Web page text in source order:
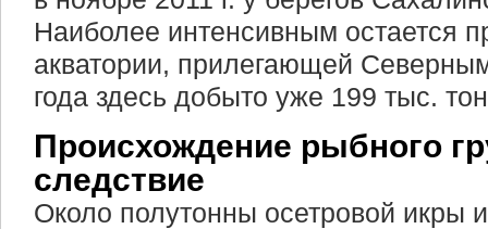
Наиболее интенсивным остается
акватории, прилегающей
года здесь добыто уже 199 тыс.
Происхождение рыбного
следствие
Около полутонны осетровой икры